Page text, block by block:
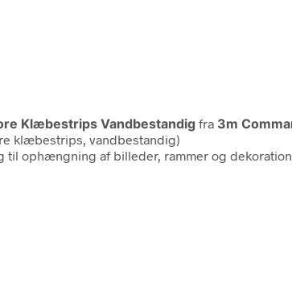
Klæbestrips Vandbestandig fra 3m
klæbestrips, vandbestandig)
ophængning af billeder, rammer og